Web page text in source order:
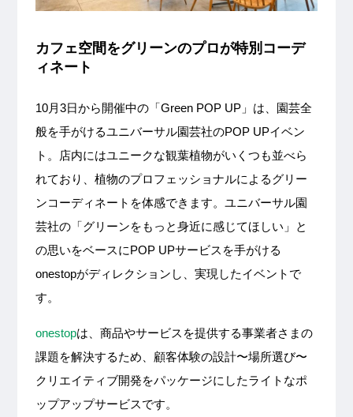
カフェ空間をグリーンのプロが特別コーデ
ィネート
10月3日から開催中の「Green POP UP」は、園芸全
般を手がけるユニバーサル園芸社のPOP UPイベン
ト。店内にはユニークな観葉植物がいくつも並べら
れており、植物のプロフェッショナルによるグリー
ンコーディネートを体感できます。ユニバーサル園
芸社の「グリーンをもっと身近に感じてほしい」と
の思いをベースにPOP UPサービスを手がける
onestopがディレクションし、実現したイベントで
す。
onestopは、商品やサービスを提供する事業者さまの
課題を解決するため、顧客体験の設計〜場所選び〜
クリエイティブ開発をパッケージにしたライトなポ
ップアップサービスです。